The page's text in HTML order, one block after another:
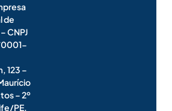
de
CNPJ
0001-
123 –
– 2º
PE,